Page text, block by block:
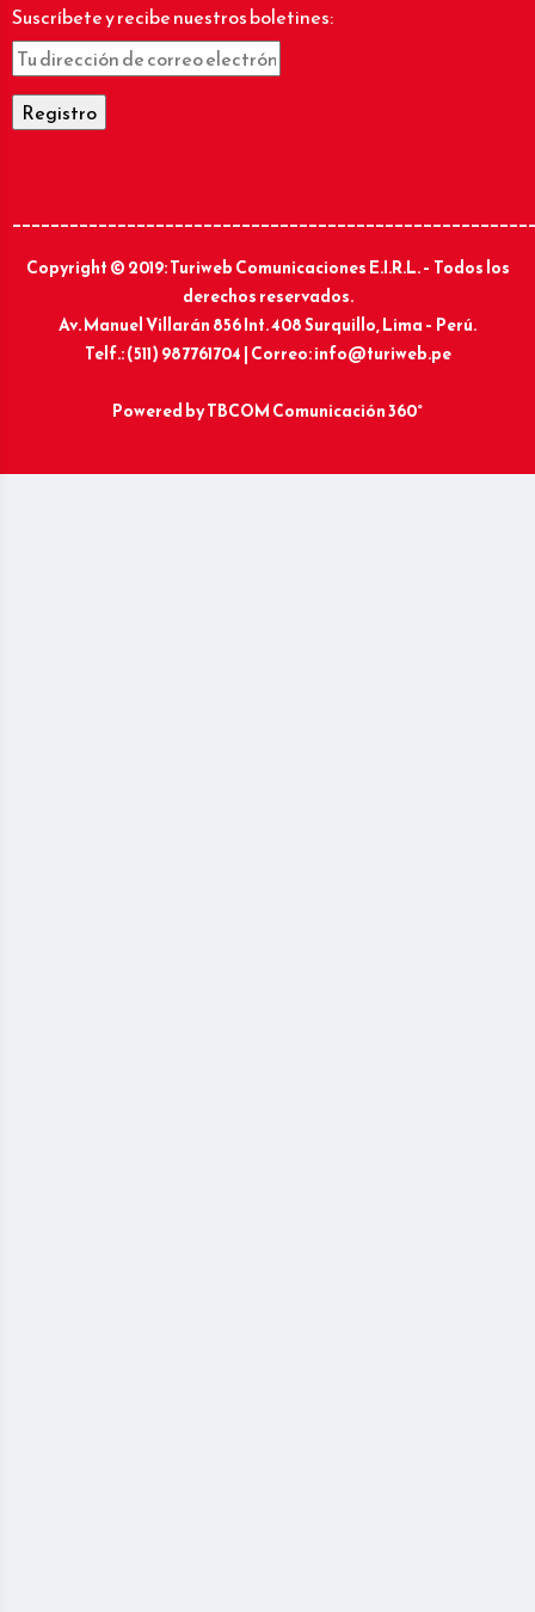
Suscríbete y recibe nuestros boletines:
Copyright © 2019: Turiweb Comunicaciones E.I.R.L. – Todos los
derechos reservados.
Av. Manuel Villarán 856 Int. 408 Surquillo, Lima – Perú.
Telf.: (511) 987761704 | Correo: info@turiweb.pe
Powered byTBCOM Comunicación 360°